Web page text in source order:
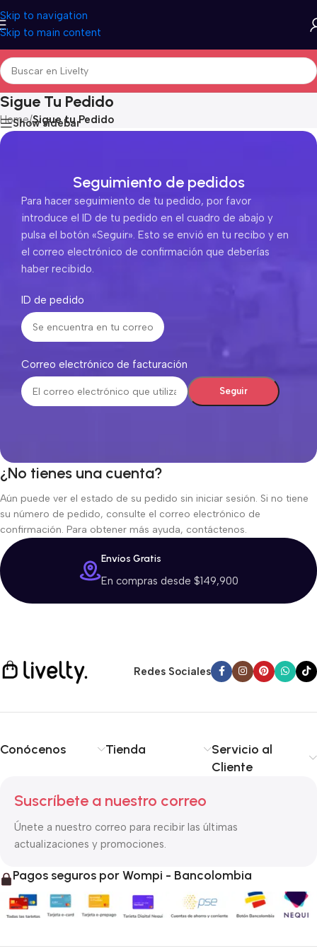
Skip to navigation
Skip to main content
Sigue Tu Pedido
Home/Sigue tu Pedido
Show sidebar
Seguimiento de pedidos
Para hacer seguimiento de tu pedido, por favor
introduce el ID de tu pedido en el cuadro de abajo y
pulsa el botón «Seguir». Esto se envió en tu recibo y en
el correo electrónico de confirmación que deberías
haber recibido.
ID de pedido
Correo electrónico de facturación
Seguir
¿No tienes una cuenta?
Aún puede ver el estado de su pedido sin iniciar sesión. Si no tiene
su número de pedido, consulte el correo electrónico de
confirmación. Para obtener más ayuda, contáctenos.
Envíos Gratis
En compras desde $149,900
Redes Sociales
Conócenos Tienda
Servicio al
Cliente
Suscríbete a nuestro correo
Únete a nuestro correo para recibir las últimas
actualizaciones y promociones.
Pagos seguros por Wompi - Bancolombia